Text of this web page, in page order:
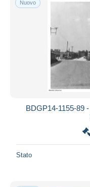
Nuovo
BDGP14-1155-89
Stato